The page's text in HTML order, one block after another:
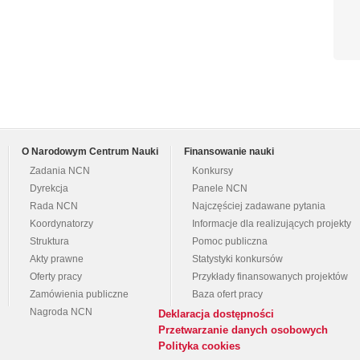
O Narodowym Centrum Nauki
Zadania NCN
Dyrekcja
Rada NCN
Koordynatorzy
Struktura
Akty prawne
Oferty pracy
Zamówienia publiczne
Nagroda NCN
Finansowanie nauki
Konkursy
Panele NCN
Najczęściej zadawane pytania
Informacje dla realizujących projekty
Pomoc publiczna
Statystyki konkursów
Przykłady finansowanych projektów
Baza ofert pracy
Deklaracja dostępności
Przetwarzanie danych osobowych
Polityka cookies